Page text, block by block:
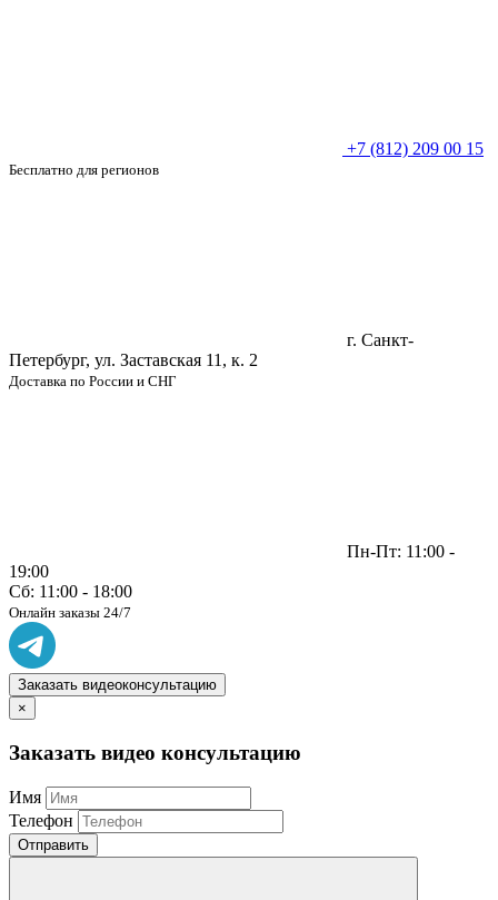
+7 (812) 209 00 15
Бесплатно для регионов
г. Санкт-
Петербург, ул. Заставская 11, к. 2
Доставка по России и СНГ
Пн-Пт: 11:00 -
19:00
Сб: 11:00 - 18:00
Онлайн заказы 24/7
Заказать видеоконсультацию
×
Заказать видео консультацию
Имя
Телефон
Отправить